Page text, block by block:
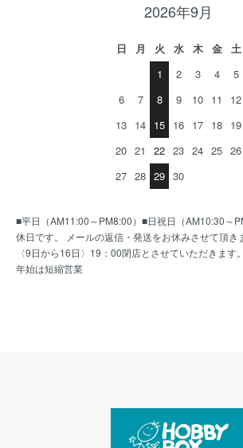
2026年9月
日 月 火 水 木 金
土
1
2 3 4
5
6
7 8 9 10 11
12
13 14 15 16 17 18 19
20 21 22 23 24 25 26
27 28 29 30
■平日（AM11:00～PM8:00）■日祝日（AM10:30～
休日です。 メールの返信・発送をお休みさせて頂
〈9日から16日〉19：00閉店とさせていただきます
年始は短縮営業